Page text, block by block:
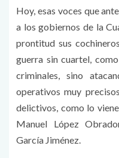
Hoy, esas voces que
a los gobiernos de la
prontitud sus
guerra sin cuartel,
criminales, sino
operativos muy
delictivos, como lo
Manuel López
García Jiménez.